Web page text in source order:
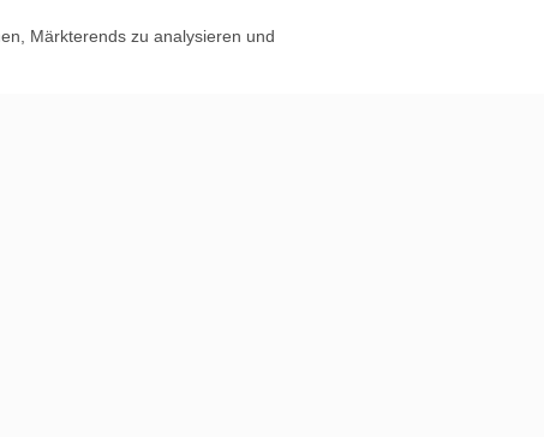
Märkterends zu analysieren und